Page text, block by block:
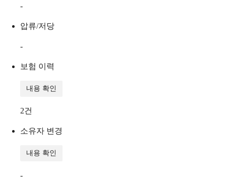
-
압류/저당
-
보험 이력
내용 확인
2건
소유자 변경
내용 확인
-